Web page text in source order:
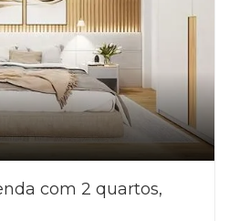
com 2 quartos,